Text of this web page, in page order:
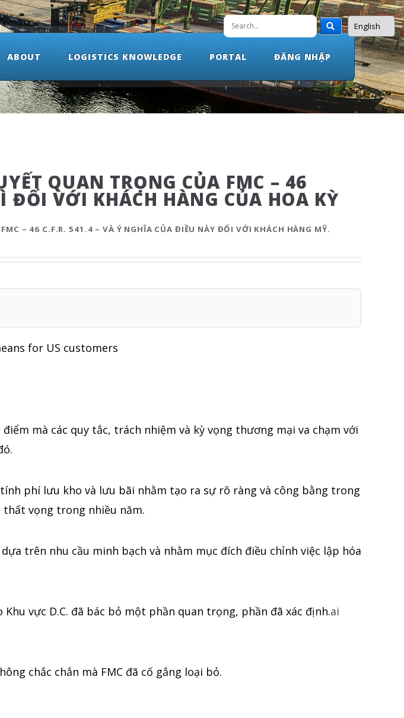
ABOUT LOGISTICS KNOWLEDGE PORTAL ĐĂNG NHẬP
QUAN TRỌNG CỦA FMC – 46
ĐỐI VỚI KHÁCH HÀNG CỦA HOA KỲ
– 46 C.F.R. 541.4 – VÀ Ý NGHĨA CỦA ĐIỀU NÀY ĐỐI VỚI KHÁCH HÀNG MỸ.
mà các quy tắc, trách nhiệm và kỳ vọng thương mại va chạm với
phí lưu kho và lưu bãi nhằm tạo ra sự rõ ràng và công bằng trong
thất vọng trong nhiều năm.
trên nhu cầu minh bạch và nhằm mục đích điều chỉnh việc lập hóa
vực D.C. đã bác bỏ một phần quan trọng, phần đã xác định.ai
chắc chắn mà FMC đã cố gắng loại bỏ.